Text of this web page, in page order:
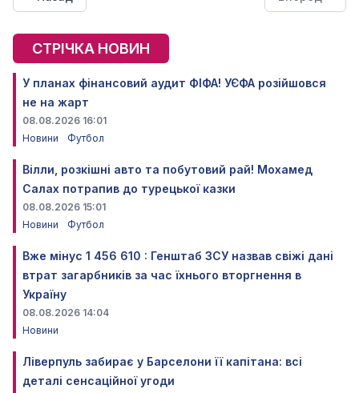
СТРІЧКА НОВИН
У планах фінансовий аудит ФІФА! УЄФА розійшовся
не на жарт
08.08.2026 16:01
Новини
Футбол
Вілли, розкішні авто та побутовий рай! Мохамед
Салах потрапив до турецької казки
08.08.2026 15:01
Новини
Футбол
Вже мінус 1 456 610 : Генштаб ЗСУ назвав свіжі дані
втрат загарбників за час їхнього вторгнення в
Україну
08.08.2026 14:04
Новини
Ліверпуль забирає у Барселони її капітана: всі
деталі сенсаційної угоди